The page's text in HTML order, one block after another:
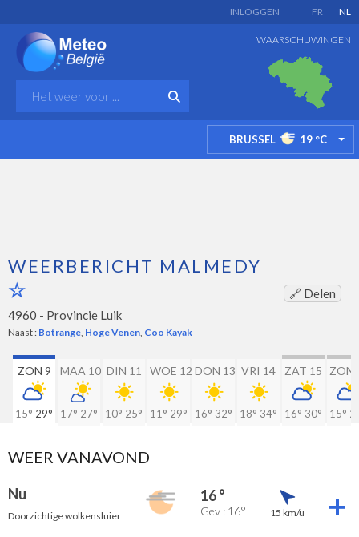
FR NL
INLOGGEN
WAARSCHUWINGEN
BRUSSEL 19 °C
WEERBERICHT MALMEDY
🔗 Delen
4960 - Provincie Luik
Naast : Botrange, Hoge Venen, Coo Kayak
ZON 9
15° 29°
MAA 10
17° 27°
DIN 11
10° 25°
WOE 12
11° 29°
DON 13
16° 32°
VRI 14
18° 34°
ZAT 15
16° 30°
ZON
15°
WEER VANAVOND
Nu
Doorzichtige wolkensluier
16 °
Gev : 16° 15 km/u